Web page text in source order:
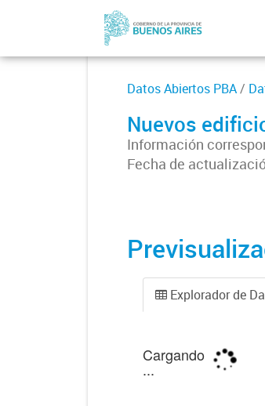
Datos Abiertos PBA/
Nuevos
Información
Fecha de
Explorador de